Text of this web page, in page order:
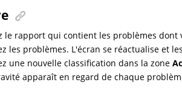
le rapport qui contient les problèmes
les problèmes. L'écran se réactualise et
une nouvelle classification dans la zone
apparaît en regard de chaque